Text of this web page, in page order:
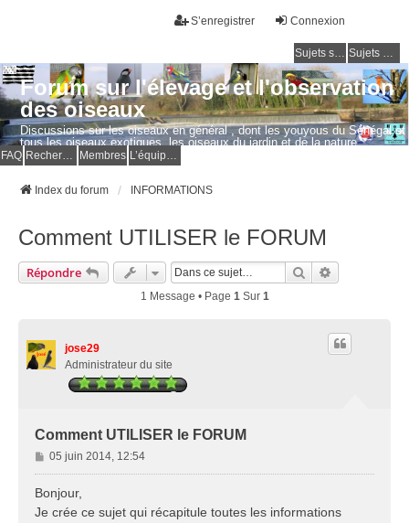
Connexion
S’enregistrer
Sujets sans réponse Sujets actifs
Forum sur l'élevage et l'observation
des oiseaux
Discussions sur les oiseaux en général , dont les youyous du Sénégal et
tous les oiseaux exotiques, les oiseaux du jardin et de la nature.
Questions, photos, expériences.
FAQ Membres
Index du forum INFORMATIONS
Comment UTILISER le FORUM
Répondre Rechercher
1 Message • Page 1 Sur 1
jose29
Administrateur du site
Comment UTILISER le FORUM
M
e
s
05 juin 2014, 12:54
Bonjour,
Je crée ce sujet qui récapitule toutes les informations